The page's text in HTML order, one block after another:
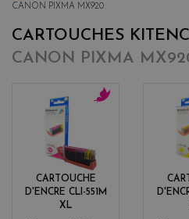
CANON PIXMA MX920
CARTOUCHES
CANON PIXMA
CARTOUCHE
D'ENCRE CLI-551M
XL
e
n
t